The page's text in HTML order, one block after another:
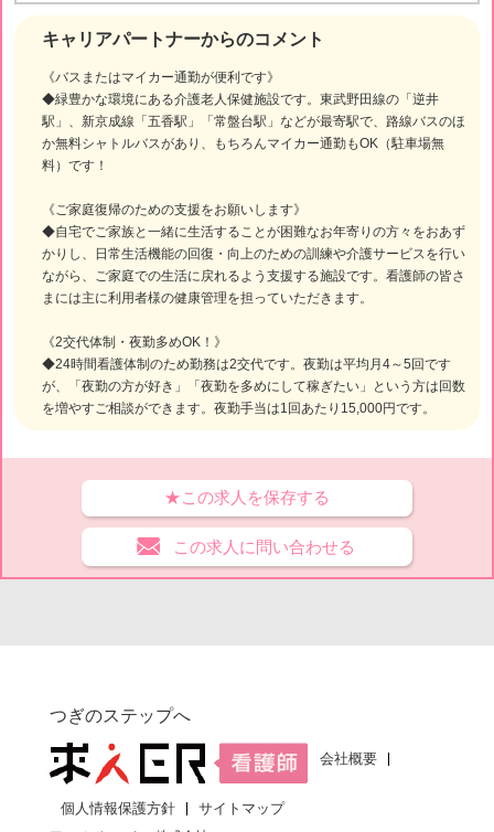
キャリアパートナーからのコメント
《バスまたはマイカー通勤が便利です》
◆緑豊かな環境にある介護老人保健施設です。東武野田線の「逆井
駅」、新京成線「五香駅」「常盤台駅」などが最寄駅で、路線バスのほ
か無料シャトルバスがあり、もちろんマイカー通勤もOK（駐車場無
料）です！
《ご家庭復帰のための支援をお願いします》
◆自宅でご家族と一緒に生活することが困難なお年寄りの方々をおあず
かりし、日常生活機能の回復・向上のための訓練や介護サービスを行い
ながら、ご家庭での生活に戻れるよう支援する施設です。看護師の皆さ
まには主に利用者様の健康管理を担っていただきます。
《2交代体制・夜勤多めOK！》
◆24時間看護体制のため勤務は2交代です。夜勤は平均月4～5回です
が、「夜勤の方が好き」「夜勤を多めにして稼ぎたい」という方は回数
を増やすご相談ができます。夜勤手当は1回あたり15,000円です。
★この求人を保存する
この求人に問い合わせる
つぎのステップへ
会社概要
個人情報保護方針
サイトマップ